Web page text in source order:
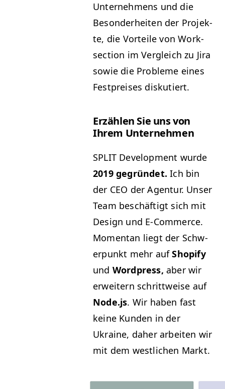
Unternehmens und die
Beson­der­heit­en der Pro­jek­
te, die Vorteile von Work­
sec­tion im Ver­gle­ich zu Jira
sowie die Prob­leme eines
Fest­preis­es diskutiert.
Erzählen Sie uns von
Ihrem Unternehmen
SPLIT Devel­op­ment wurde
2019 gegrün­det. Ich bin
der CEO der Agen­tur. Unser
Team beschäftigt sich mit
Design und E‑Commerce.
Momen­tan liegt der Schw­
er­punkt mehr aufShopi­fy
und Word­press, aber wir
erweit­ern schrit­tweise auf
Node.js. Wir haben fast
keine Kun­den in der
Ukraine, daher arbeit­en wir
mit dem west­lichen Markt.